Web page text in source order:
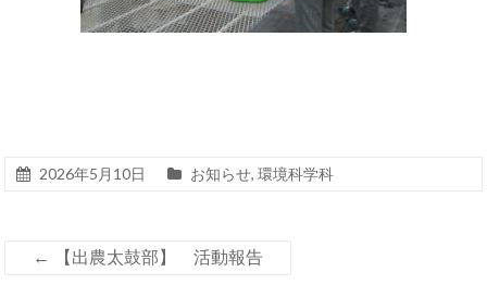
2026年5月10日 お知らせ,環境科学科
← 【出農太鼓部】 活動報告